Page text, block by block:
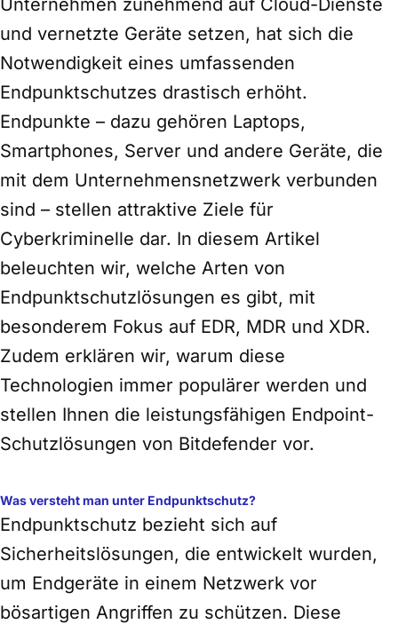
Unternehmen zunehmend auf Cloud-Dienste
und vernetzte Geräte setzen, hat sich die
Notwendigkeit eines umfassenden
Endpunktschutzes drastisch erhöht.
Endpunkte – dazu gehören Laptops,
Smartphones, Server und andere Geräte, die
mit dem Unternehmensnetzwerk verbunden
sind – stellen attraktive Ziele für
Cyberkriminelle dar. In diesem Artikel
beleuchten wir, welche Arten von
Endpunktschutzlösungen es gibt, mit
besonderem Fokus auf EDR, MDR und XDR.
Zudem erklären wir, warum diese
Technologien immer populärer werden und
stellen Ihnen die leistungsfähigen Endpoint-
Schutzlösungen von Bitdefender vor.
Was versteht man unter Endpunktschutz?
Endpunktschutz bezieht sich auf
Sicherheitslösungen, die entwickelt wurden,
um Endgeräte in einem Netzwerk vor
bösartigen Angriffen zu schützen. Diese